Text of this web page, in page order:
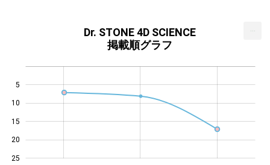
Dr. STONE 4D SCIENCE
掲載順グラフ
10
25
20
15
5
...